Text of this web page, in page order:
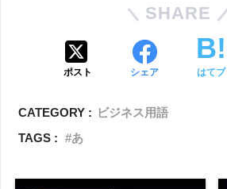
SHARE
ポスト シェア はてブ
CATEGORY : ビジネス用語
TAGS :
あ